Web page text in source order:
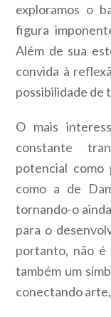
exploramos o
figura
Além de sua
convida à
possibilidade de
O mais
constante
potencial como
como a de
tornando-o
para o
portanto, não é
também um
conectando